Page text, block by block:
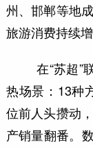
州、邯郸等地
旅游消费持续增
在“苏超”联
热场景：13种
位前人头攒动
产销量翻番。